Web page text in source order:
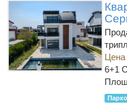
Цена
6+1